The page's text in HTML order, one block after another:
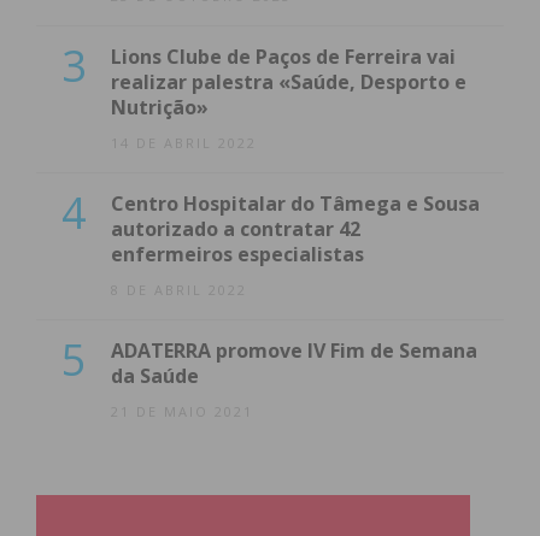
3
Lions Clube de Paços de Ferreira vai
realizar palestra «Saúde, Desporto e
Nutrição»
14 DE ABRIL 2022
4
Centro Hospitalar do Tâmega e Sousa
autorizado a contratar 42
enfermeiros especialistas
8 DE ABRIL 2022
5
ADATERRA promove IV Fim de Semana
da Saúde
21 DE MAIO 2021